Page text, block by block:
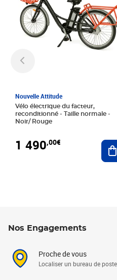
Nouvelle Attitude
Vélo électrique du facteur,
reconditionné - Taille normale -
Noir/ Rouge
1 490,00€
Nos Engagements
Proche de vous
Localiser un bureau de poste